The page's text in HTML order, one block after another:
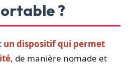
?
un dispositif qui permet
, de manière nomade et